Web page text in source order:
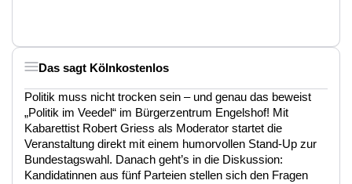
Das sagt Kölnkostenlos
Politik muss nicht trocken sein – und genau das beweist
„Politik im Veedel“ im Bürgerzentrum Engelshof! Mit
Kabarettist Robert Griess als Moderator startet die
Veranstaltung direkt mit einem humorvollen Stand-Up zur
Bundestagswahl. Danach geht’s in die Diskussion:
Kandidatinnen aus fünf Parteien stellen sich den Fragen